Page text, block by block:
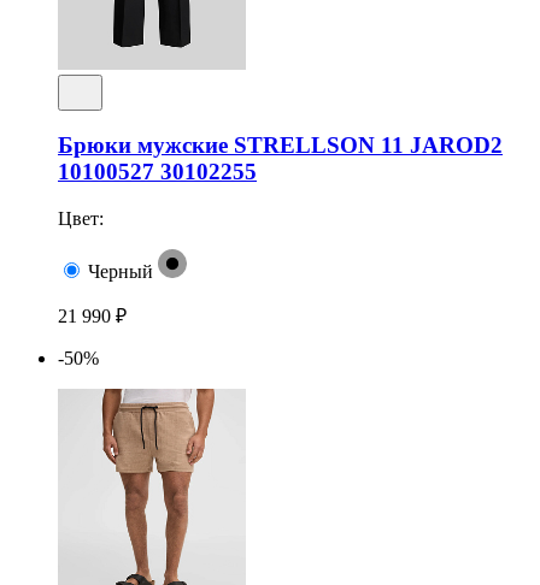
Брюки мужские STRELLSON 11 JAROD2
10100527 30102255
Цвет:
Черный
21 990 ₽
-50%